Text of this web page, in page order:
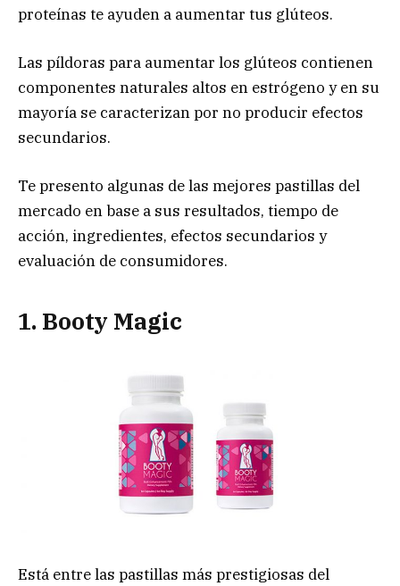
proteínas te ayuden a aumentar tus glúteos.
Las píldoras para aumentar los glúteos contienen
componentes naturales altos en estrógeno y en su
mayoría se caracterizan por no producir efectos
secundarios.
Te presento algunas de las mejores pastillas del
mercado en base a sus resultados, tiempo de
acción, ingredientes, efectos secundarios y
evaluación de consumidores.
1. Booty Magic
Está entre las pastillas más prestigiosas del